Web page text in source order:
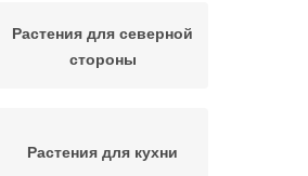
Растения для северной
стороны
Растения для кухни